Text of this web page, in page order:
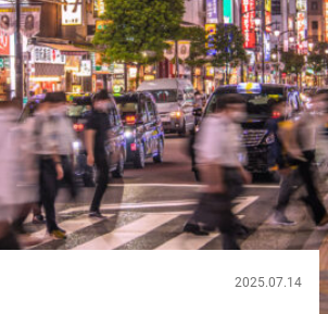
2025.07.14